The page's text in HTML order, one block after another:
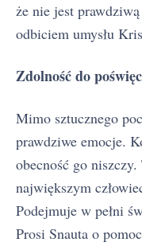
że nie jest
odbiciem umysłu
Zdolność do
Mimo sztucznego
prawdziwe emocje.
obecność go
największym
Podejmuje w pełni
Prosi Snauta o